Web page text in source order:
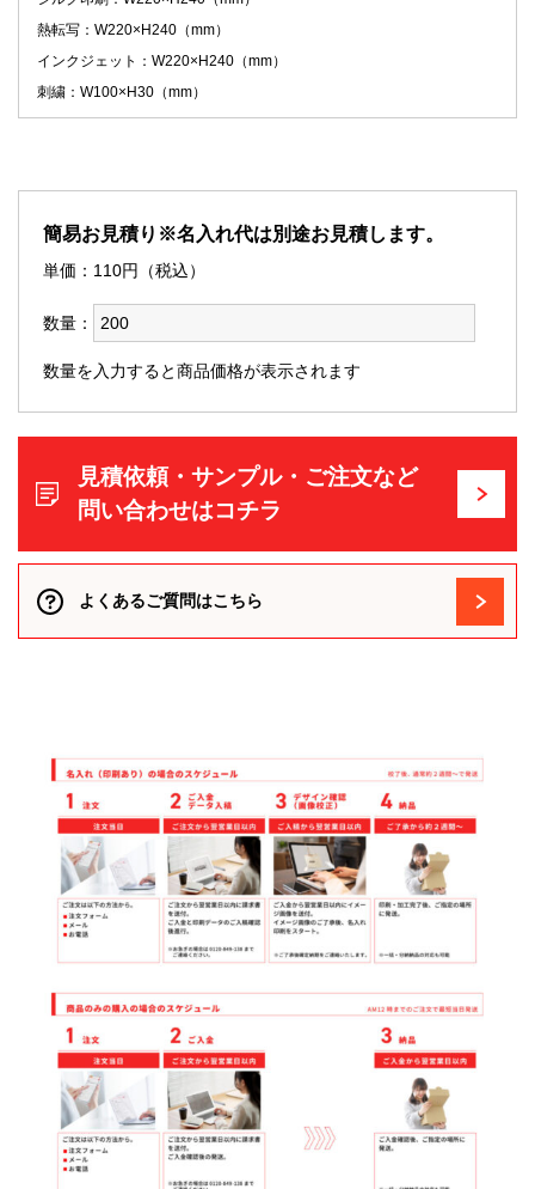
熱転写：W220×H240（mm）
インクジェット：W220×H240（mm）
刺繍：W100×H30（mm）
簡易お見積り※名入れ代は別途お見積します。
単価： 110円（税込）
数量：
数量を入力すると商品価格が表示されます
見積依頼・サンプル・ご注文など
問い合わせはコチラ
よくあるご質問はこちら